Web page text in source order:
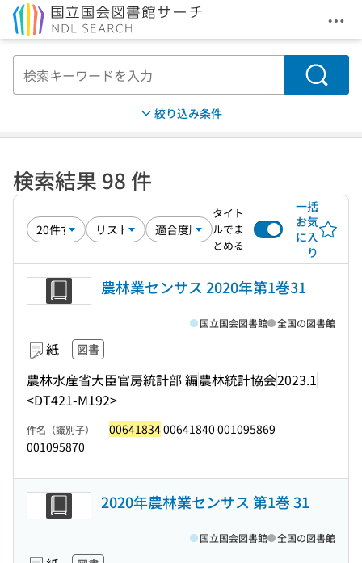
メ
検索
絞り込み条件
検索結果 98 件
タイト
ルでま
とめる
一括
お気
に入
り
農林業センサス 2020年第1巻31
紙 図書
農林水産省大臣官房統計部 編農林統計協会2023.1
<DT421-M192>
国立国会図書館 全国の図書館
件名（識別子） 0064183400641840 001095869
001095870
2020年農林業センサス 第1巻 31
国立国会図書館 全国の図書館